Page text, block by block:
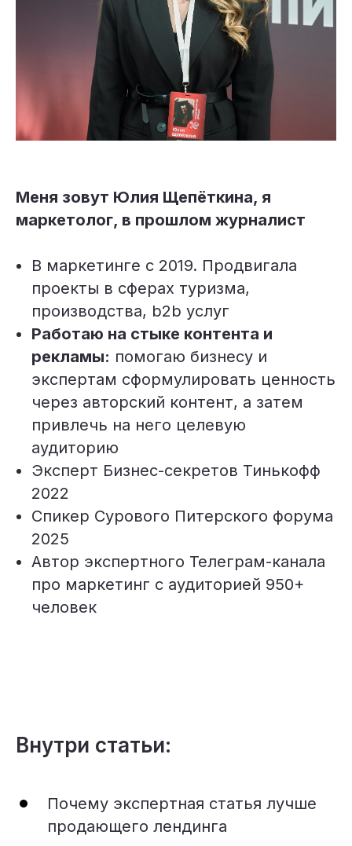
Меня зовут Юлия Щепёткина, я
маркетолог, в прошлом журналист
В маркетинге с 2019. Продвигала
проекты в сферах туризма,
производства, b2b услуг
Работаю на стыке контента и
рекламы: помогаю бизнесу и
экспертам сформулировать ценность
через авторский контент, а затем
привлечь на него целевую
аудиторию
Эксперт Бизнес-секретов Тинькофф
2022
Спикер Сурового Питерского форума
2025
Автор экспертного Телеграм-канала
про маркетинг с аудиторией 950+
человек
Внутри статьи:
Почему экспертная статья лучше
продающего лендинга